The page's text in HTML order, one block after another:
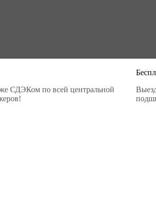
СДЭКом по всей центральной